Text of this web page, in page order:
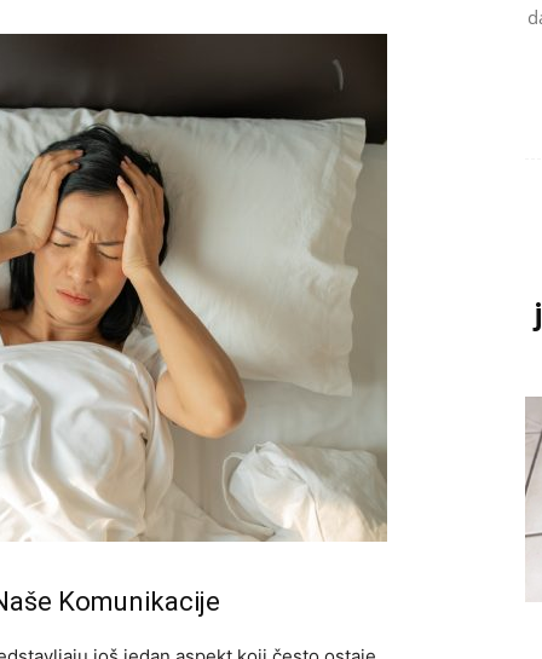
Komunikacije